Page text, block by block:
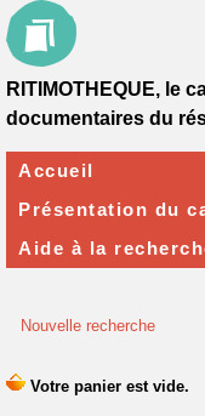
Nouvelle recherche
RITIMOTHEQUE, le
documentaires du
Accueil
Présentation du
Aide à la